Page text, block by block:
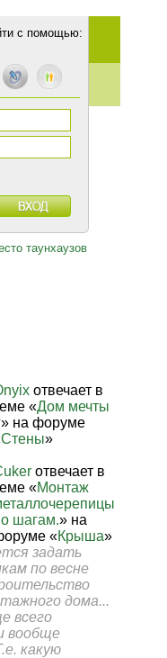
с помощью:
таунхаузов
отвечает в
«Дом мечты
» на форуме
Стены»
отвечает в
«Монтаж
шагам.» на
«Крыша»
задать
по весне
дома...
всего
вообще
какую